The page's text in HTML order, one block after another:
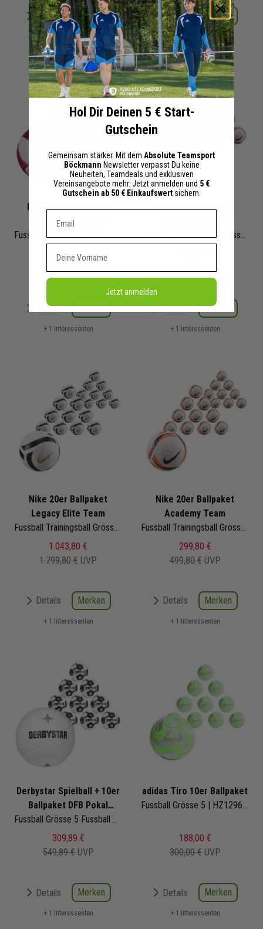
Details Merken
+ 2 Interessenten
Details Merken
+ 1 Interessenten
Erima 10er Ballpaket
Hybrid Training 2.0
Fussball Grösse 5 rot grün | 7192416
233,90 €
Details Merken
+ 1 Interessenten
Nike 10er Ballpaket
Fussball Trainingsball Grösse 5 | HV4387-102 | Fußbälle Set 10-teilig
Details Merken
+ 1 Interessenten
Nike 20er Ballpaket
Legacy Elite Team
1.043,80 €
1.799,80 € UVP
Details Merken
+ 1 Interessenten
Nike 20er Ballpaket
Academy Team
299,80 €
499,80 € UVP
Details Merken
+ 1 Interessenten
Derbystar Spielball + 10er
Ballpaket DFB Pokal
Brillant Replica
Fussball Grösse 5 Fussball Grösse 5 | 1582500025
309,89 €
549,89 € UVP
Details Merken
+ 1 Interessenten
adidas Tiro 10er Ballpaket
Fussball Grösse 5 | HZ1296 | Fußbälle Set 10-teilig
188,00 €
300,00 € UVP
Details Merken
+ 1 Interessenten
Hol Dir Deinen 5 € Start-
Gutschein
Gemeinsam stärker. Mit dem Absolute Teamsport
Böckmann Newsletter verpasst Du keine
Neuheiten, Teamdeals und exklusiven
Vereinsangebote mehr. Jetzt anmelden und 5 €
Gutschein ab 50 € Einkaufswert sichern.
Dein E-mail Adresse
Vorname
Jetzt anmelden